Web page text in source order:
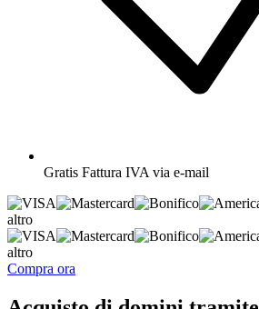
Gratis Fattura IVA via e-mail
altro
altro
Compra ora